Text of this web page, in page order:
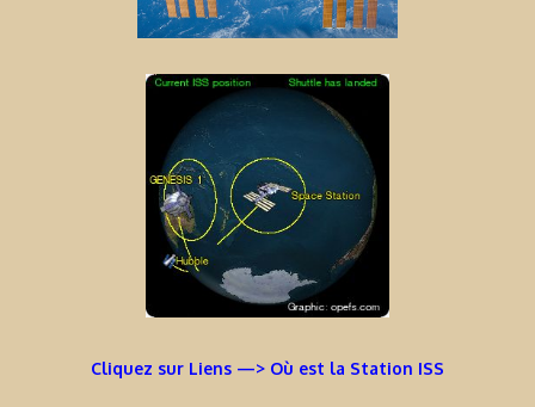
Cliquez sur Liens —> Où est la Station ISS